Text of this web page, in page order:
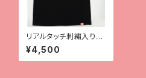
リアルタッチ刺繡入りT
シャツ【レオパ（ハイイエ
ロー）】
¥4,500